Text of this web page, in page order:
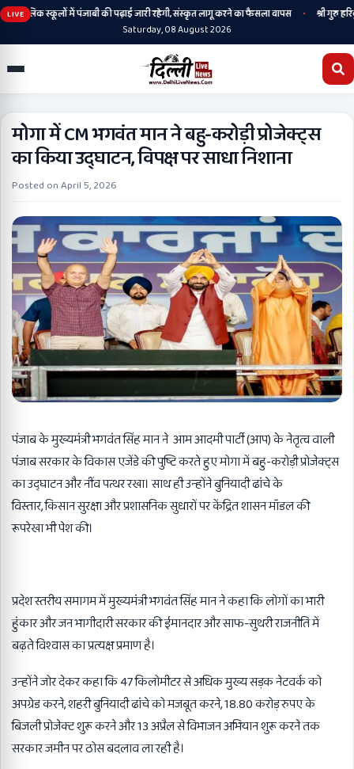
LIVEस्कूलों में पंजाबी की पढ़ाई जारी रहेगी, संस्कृत लागू करने का फैसला वापस •
श्री गुरु हरिकृष्ण
Saturday, 08 August 2026
मोगा में CM भगवंत मान ने बहु-करोड़ी प्रोजेक्ट्स
का किया उद्घाटन, विपक्ष पर साधा निशाना
Posted onApril 5, 2026
पंजाब के मुख्यमंत्री भगवंत सिंह मान ने आम आदमी पार्टी (आप) के नेतृत्व वाली
पंजाब सरकार के विकास एजेंडे की पुष्टि करते हुए मोगा में बहु-करोड़ी प्रोजेक्ट्स
का उद्घाटन और नींव पत्थर रखा। साथ ही उन्होंने बुनियादी ढांचे के
विस्तार,किसान सुरक्षा और प्रशासनिक सुधारों पर केंद्रित शासन मॉडल की
रूपरेखा भी पेश की।
प्रदेश स्तरीय समागम में मुख्यमंत्री भगवंत सिंह मान ने कहा कि लोगों का भारी
हुंकार और जन भागीदारी सरकार की ईमानदार और साफ-सुथरी राजनीति में
बढ़ते विश्वास का प्रत्यक्ष प्रमाण है।
उन्होंने जोर देकर कहा कि47किलोमीटर से अधिक मुख्य सड़क नेटवर्क को
अपग्रेड करने,शहरी बुनियादी ढांचे को मजबूत करने, 18.80करोड़ रुपए के
बिजली प्रोजेक्ट शुरू करने और13अप्रैल से विभाजन अभियान शुरू करने तक
सरकार जमीन पर ठोस बदलाव ला रही है।